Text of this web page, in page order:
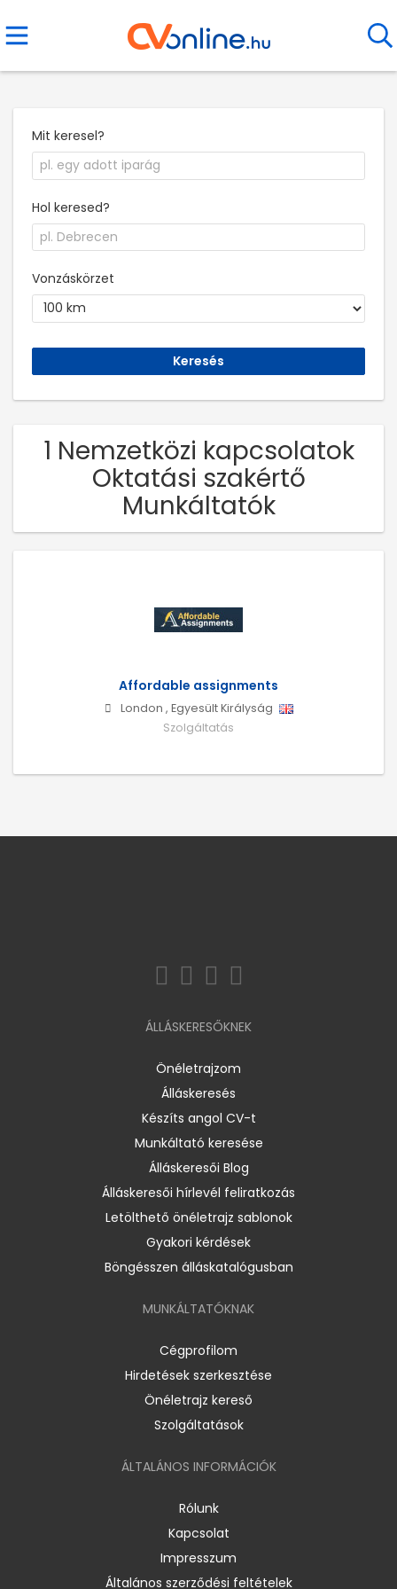
Mit keresel?
Hol keresed?
Vonzáskörzet
1 Nemzetközi kapcsolatok
Oktatási szakértő
Munkáltatók
Affordable assignments
London , Egyesült Királyság
Szolgáltatás
ÁLLÁSKERESŐKNEK
Önéletrajzom
Álláskeresés
Készíts angol CV-t
Munkáltató keresése
Álláskeresői Blog
Álláskeresői hírlevél feliratkozás
Letölthető önéletrajz sablonok
Gyakori kérdések
Böngésszen álláskatalógusban
MUNKÁLTATÓKNAK
Cégprofilom
Hirdetések szerkesztése
Önéletrajz kereső
Szolgáltatások
ÁLTALÁNOS INFORMÁCIÓK
Rólunk
Kapcsolat
Impresszum
Általános szerződési feltételek